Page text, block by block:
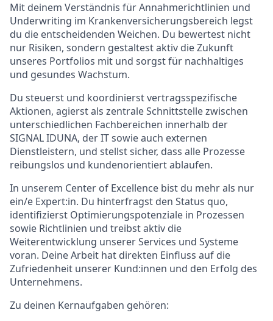
Mit deinem Verständnis für Annahmerichtlinien und
Underwriting im Krankenversicherungsbereich legst
du die entscheidenden Weichen. Du bewertest nicht
nur Risiken, sondern gestaltest aktiv die Zukunft
unseres Portfolios mit und sorgst für nachhaltiges
und gesundes Wachstum.
Du steuerst und koordinierst vertragsspezifische
Aktionen, agierst als zentrale Schnittstelle zwischen
unterschiedlichen Fachbereichen innerhalb der
SIGNAL IDUNA, der IT sowie auch externen
Dienstleistern, und stellst sicher, dass alle Prozesse
reibungslos und kundenorientiert ablaufen.
In unserem Center of Excellence bist du mehr als nur
ein/e Expert:in. Du hinterfragst den Status quo,
identifizierst Optimierungspotenziale in Prozessen
sowie Richtlinien und treibst aktiv die
Weiterentwicklung unserer Services und Systeme
voran. Deine Arbeit hat direkten Einfluss auf die
Zufriedenheit unserer Kund:innen und den Erfolg des
Unternehmens.
Zu deinen Kernaufgaben gehören: